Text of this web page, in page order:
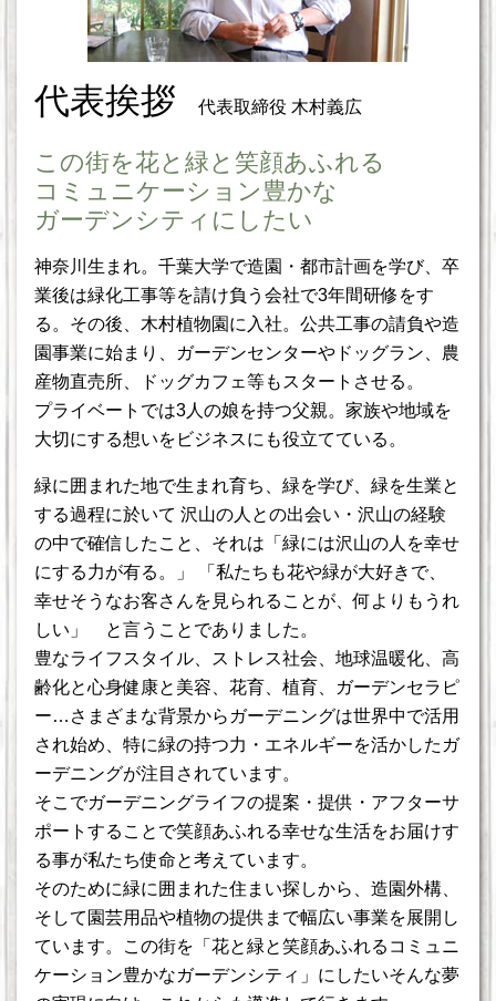
代表挨拶 代表取締役 木村義広
この街を花と緑と笑顔あふれる
コミュニケーション豊かな
ガーデンシティにしたい
神奈川生まれ。千葉大学で造園・都市計画を学び、卒
業後は緑化工事等を請け負う会社で3年間研修をす
る。その後、木村植物園に入社。公共工事の請負や造
園事業に始まり、ガーデンセンターやドッグラン、農
産物直売所、ドッグカフェ等もスタートさせる。
プライベートでは3人の娘を持つ父親。家族や地域を
大切にする想いをビジネスにも役立てている。
緑に囲まれた地で生まれ育ち、緑を学び、緑を生業と
する過程に於いて 沢山の人との出会い・沢山の経験
の中で確信したこと、それは「緑には沢山の人を幸せ
にする力が有る。」 「私たちも花や緑が大好きで、
幸せそうなお客さんを見られることが、何よりもうれ
しい」 と言うことでありました。
豊なライフスタイル、ストレス社会、地球温暖化、高
齢化と心身健康と美容、花育、植育、ガーデンセラピ
ー…さまざまな背景からガーデニングは世界中で活用
され始め、特に緑の持つ力・エネルギーを活かしたガ
ーデニングが注目されています。
そこでガーデニングライフの提案・提供・アフターサ
ポートすることで笑顔あふれる幸せな生活をお届けす
る事が私たち使命と考えています。
そのために緑に囲まれた住まい探しから、造園外構、
そして園芸用品や植物の提供まで幅広い事業を展開し
ています。この街を「花と緑と笑顔あふれるコミュニ
ケーション豊かなガーデンシティ」にしたいそんな夢